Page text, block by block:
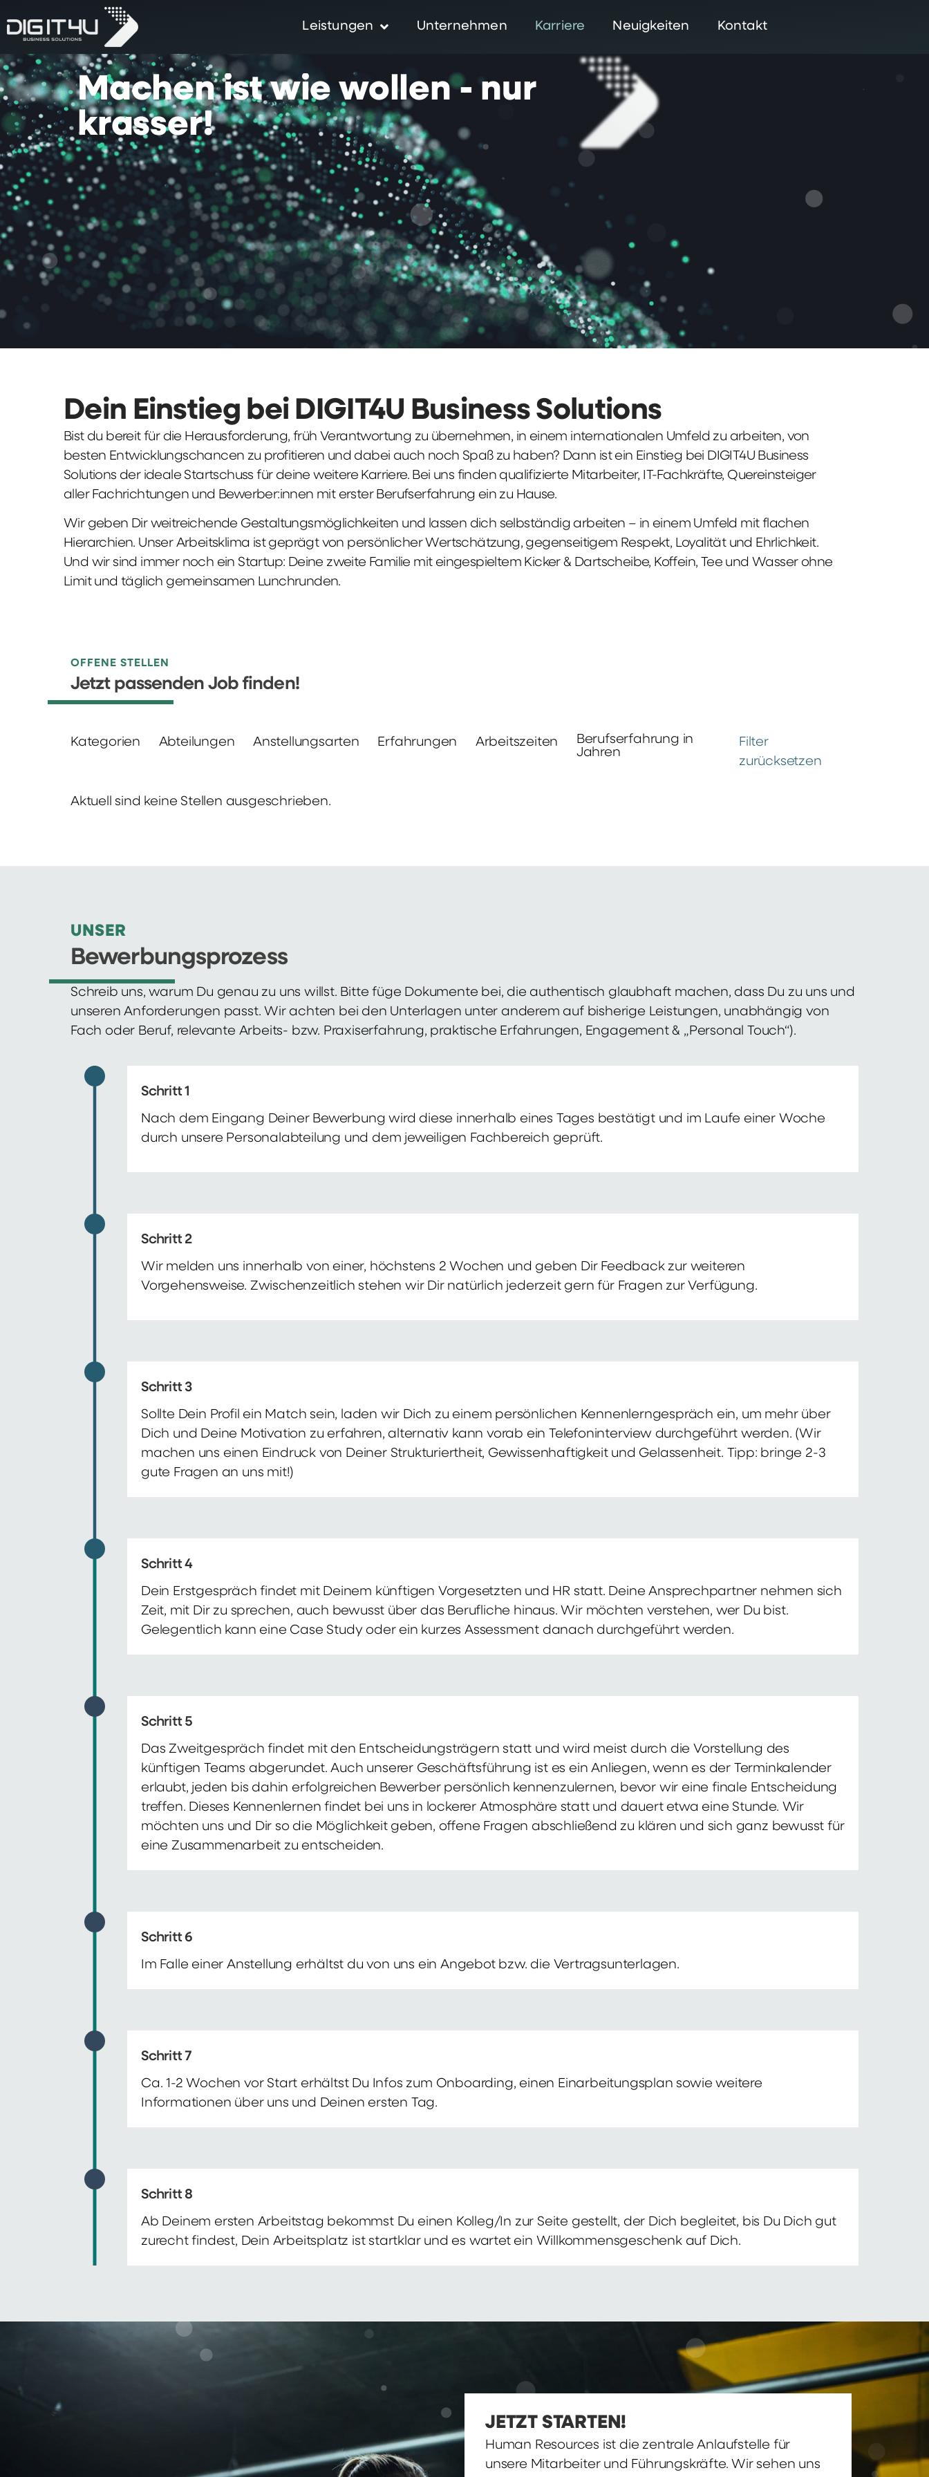
Leistungen Unternehmen Karriere Neuigkeiten Kontakt
Machen ist wie wollen - nur
krasser!
Dein Einstieg bei DIGIT4U Business Solutions
Bist du bereit für die Herausforderung, früh Verantwortung zu übernehmen, in einem internationalen Umfeld zu arbeiten, von
besten Entwicklungschancen zu profitieren und dabei auch noch Spaß zu haben? Dann ist ein Einstieg bei DIGIT4U Business
Solutions der ideale Startschuss für deine weitere Karriere. Bei uns finden qualifizierte Mitarbeiter, IT-Fachkräfte, Quereinsteiger
aller Fachrichtungen und Bewerber:innen mit erster Berufserfahrung ein zu Hause.
Wir geben Dir weitreichende Gestaltungsmöglichkeiten und lassen dich selbständig arbeiten – in einem Umfeld mit flachen
Hierarchien. Unser Arbeitsklima ist geprägt von persönlicher Wertschätzung, gegenseitigem Respekt, Loyalität und Ehrlichkeit.
Und wir sind immer noch ein Startup: Deine zweite Familie mit eingespieltem Kicker & Dartscheibe, Koffein, Tee und Wasser ohne
Limit und täglich gemeinsamen Lunchrunden.
OFFENE STELLEN
Jetzt passenden Job finden!
Kategorien Abteilungen Anstellungsarten Erfahrungen Arbeitszeiten
Berufserfahrung in
Jahren
Filter
zurücksetzen
Aktuell sind keine Stellen ausgeschrieben.
UNSER
Bewerbungsprozess
Schreib uns, warum Du genau zu uns willst. Bitte füge Dokumente bei, die authentisch glaubhaft machen, dass Du zu uns und
unseren Anforderungen passt. Wir achten bei den Unterlagen unter anderem auf bisherige Leistungen, unabhängig von
Fach oder Beruf, relevante Arbeits- bzw. Praxiserfahrung, praktische Erfahrungen, Engagement & „Personal Touch“).
Schritt 1
Nach dem Eingang Deiner Bewerbung wird diese innerhalb eines Tages bestätigt und im Laufe einer Woche
durch unsere Personalabteilung und dem jeweiligen Fachbereich geprüft.
Schritt 2
Wir melden uns innerhalb von einer, höchstens 2 Wochen und geben Dir Feedback zur weiteren
Vorgehensweise. Zwischenzeitlich stehen wir Dir natürlich jederzeit gern für Fragen zur Verfügung.
Schritt 3
Sollte Dein Profil ein Match sein, laden wir Dich zu einem persönlichen Kennenlerngespräch ein, um mehr über
Dich und Deine Motivation zu erfahren, alternativ kann vorab ein Telefoninterview durchgeführt werden. (Wir
machen uns einen Eindruck von Deiner Strukturiertheit, Gewissenhaftigkeit und Gelassenheit. Tipp: bringe 2-3
gute Fragen an uns mit!)
Schritt 4
Dein Erstgespräch findet mit Deinem künftigen Vorgesetzten und HR statt. Deine Ansprechpartner nehmen sich
Zeit, mit Dir zu sprechen, auch bewusst über das Berufliche hinaus. Wir möchten verstehen, wer Du bist.
Gelegentlich kann eine Case Study oder ein kurzes Assessment danach durchgeführt werden.
Schritt 5
Das Zweitgespräch findet mit den Entscheidungsträgern statt und wird meist durch die Vorstellung des
künftigen Teams abgerundet. Auch unserer Geschäftsführung ist es ein Anliegen, wenn es der Terminkalender
erlaubt, jeden bis dahin erfolgreichen Bewerber persönlich kennenzulernen, bevor wir eine finale Entscheidung
treffen. Dieses Kennenlernen findet bei uns in lockerer Atmosphäre statt und dauert etwa eine Stunde. Wir
möchten uns und Dir so die Möglichkeit geben, offene Fragen abschließend zu klären und sich ganz bewusst für
eine Zusammenarbeit zu entscheiden.
Schritt 6
Im Falle einer Anstellung erhältst du von uns ein Angebot bzw. die Vertragsunterlagen.
Schritt 7
Ca. 1-2 Wochen vor Start erhältst Du Infos zum Onboarding, einen Einarbeitungsplan sowie weitere
Informationen über uns und Deinen ersten Tag.
Schritt 8
Ab Deinem ersten Arbeitstag bekommst Du einen Kolleg/In zur Seite gestellt, der Dich begleitet, bis Du Dich gut
zurecht findest, Dein Arbeitsplatz ist startklar und es wartet ein Willkommensgeschenk auf Dich.
JETZT STARTEN!
Human Resources ist die zentrale Anlaufstelle für
unsere Mitarbeiter und Führungskräfte. Wir sehen uns